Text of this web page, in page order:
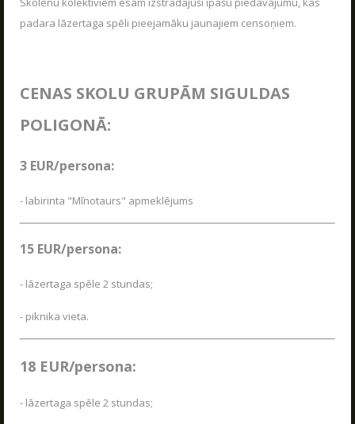
padara lāzertaga spēli pieejamāku jaunajiem censoņiem.
CENAS SKOLU GRUPĀM SIGULDAS
POLIGONĀ:
3 EUR/persona:
- labirinta "Mīnotaurs" apmeklējums
15 EUR/persona:
- lāzertaga spēle 2 stundas;
- piknika vieta.
18 EUR/persona:
- lāzertaga spēle 2 stundas;
Labirints "Minotaurs"
Action-kvests "Bunkurs"!
Vecpuišu un vecmeitu ballītes
Atvērtās spēles
Izbraukuma lāzertaga spēles
VASARA KOPĀ AR POLIGON 1
04.06.2026
SKOLĒNU EKSKURSIJAS